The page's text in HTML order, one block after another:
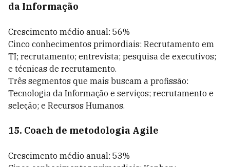
da Informação
Crescimento médio anual: 56%
Cinco conhecimentos primordiais: Recrutamento em
TI; recrutamento; entrevista; pesquisa de executivos;
e técnicas de recrutamento.
Três segmentos que mais buscam a profissão:
Tecnologia da Informação e serviços; recrutamento e
seleção; e Recursos Humanos.
15. Coach de metodologia Agile
Crescimento médio anual: 53%